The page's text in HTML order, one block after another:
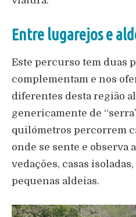
Entre lugarejos e
Este percurso tem duas
complementam e nos
diferentes desta região
genericamente de
quilómetros percorrem
onde se sente e observa
vedações, casas
pequenas aldeias.